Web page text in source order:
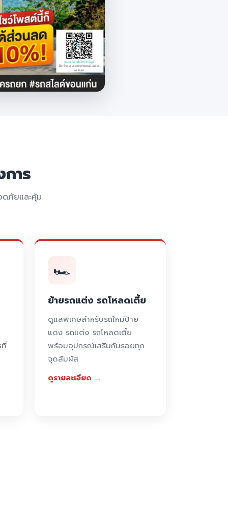
าร
ภัยและคุ้ม
ที่
🏎️
ย้ายรถแต่ง รถโหลดเตี้ย
ดูแลพิเศษสำหรับรถใหม่ป้าย
แดง รถแต่ง รถโหลดเตี้ย
พร้อมอุปกรณ์เสริมกันรอยทุก
จุดสัมผัส
ดูรายละเอียด →